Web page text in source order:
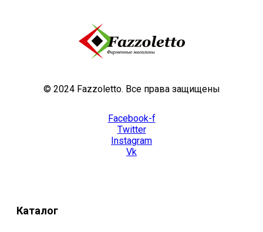
© 2024 Fazzoletto. Все права защищены
Facebook-f
Twitter
Instagram
Vk
Каталог